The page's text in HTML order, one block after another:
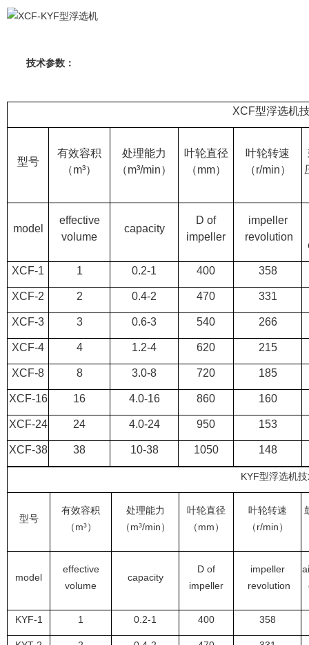
技术参数：
XCF型浮选机
型号
有效容积
（m³）
处理能力
（m³/min）
叶轮直径
（mm）
叶轮转速
（r/min）
model
effective
volume
capacity
D of
impeller
impeller
revolution
XCF-1 1 0.2-1 400 358
XCF-2 2 0.4-2 470 331
XCF-3 3 0.6-3 540 266
XCF-4 4 1.2-4 620 215
XCF-8 8 3.0-8 720 185
XCF-16 16 4.0-16 860 160
XCF-24 24 4.0-24 950 153
XCF-38 38 10-38 1050 148
KYF型浮选机
型号
有效容积
（m³）
处理能力
（m³/min）
叶轮直径
（mm）
叶轮转速
（r/min）
model
effective
volume
capacity
D of
impeller
impeller
revolution
KYF-1 1 0.2-1 400 358